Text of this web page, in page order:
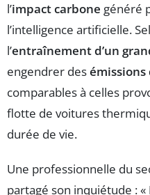
l’impact carbone généré
l’intelligence artificielle.
l’entraînement d’un
engendrer desémissions
comparables à celles
flotte de voitures
durée de vie.
Une professionnelle du
partagé son inquiétude :